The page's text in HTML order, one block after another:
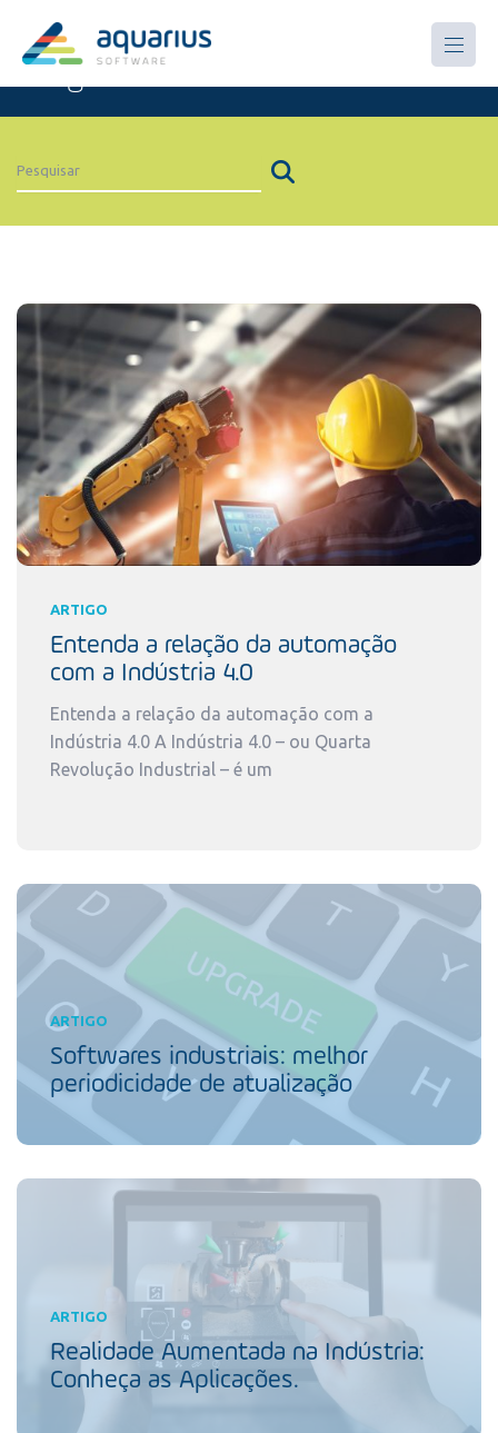
Artigos
ARTIGO
Entenda a relação da automação
com a Indústria 4.0
Entenda a relação da automação com a
Indústria 4.0 A Indústria 4.0 – ou Quarta
Revolução Industrial – é um
ARTIGO
Softwares industriais: melhor
periodicidade de atualização
ARTIGO
Realidade Aumentada na Indústria:
Conheça as Aplicações.